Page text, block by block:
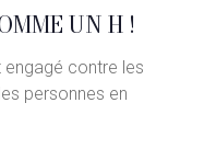
UN H !
engagé contre les
personnes en